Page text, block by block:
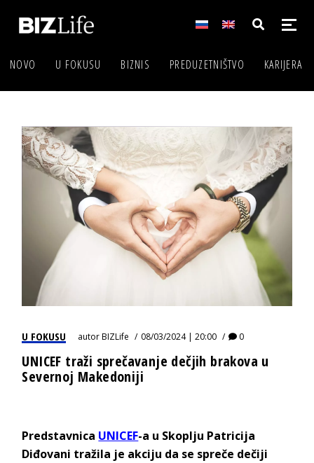
NOVO U FOKUSU BIZNIS PREDUZETNIŠTVO KARIJERA
U FOKUSU autorBIZLife 08/03/2024 | 20:00 0
UNICEF traži sprečavanje dečjih brakova u
Severnoj Makedoniji
Predstavnica UNICEF-a u Skoplju Patricija
Diđovani tražila je akciju da se spreče dečiji